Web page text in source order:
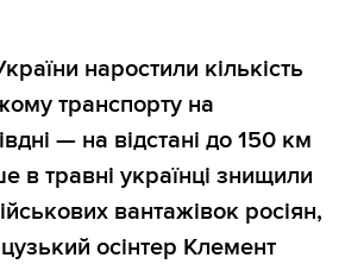
наростили кількість
транспорту на
— на відстані до 150 км
в травні українці знищили
вантажівок росіян,
осінтер Клемент